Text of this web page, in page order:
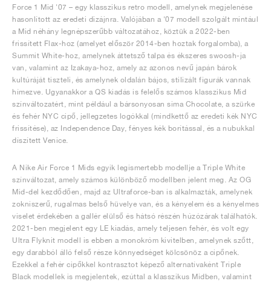
Force 1 Mid '07 – egy klasszikus retro modell, amelynek megjelenése
hasonlított az eredeti dizájnra. Valójában a '07 modell szolgált mintául
a Mid néhány legnépszerűbb változatához, köztük a 2022-ben
frissített Flax-hoz (amelyet először 2014-ben hoztak forgalomba), a
Summit White-hoz, amelynek áttetsző talpa és ékszeres swoosh-ja
van, valamint az Izakaya-hoz, amely az azonos nevű japán bárok
kultúráját tiszteli, és amelynek oldalán bájos, stilizált figurák vannak
hímezve. Ugyanakkor a QS kiadás is felelős számos klasszikus Mid
színváltozatért, mint például a bársonyosan sima Chocolate, a szürke
és fehér NYC cipő, jellegzetes logókkal (mindkettő az eredeti kék NYC
frissítése), az Independence Day, fényes kék borítással, és a nubukkal
díszített Venice.
A Nike Air Force 1 Mids egyik legismertebb modellje a Triple White
színváltozat, amely számos különböző modellben jelent meg. Az OG
Mid-del kezdődően, majd az Ultraforce-ban is alkalmazták, amelynek
zokniszerű, rugalmas belső hüvelye van, és a kényelem és a kényelmes
viselet érdekében a gallér elülső és hátsó részén húzózárak találhatók.
2021-ben megjelent egy LE kiadás, amely teljesen fehér, és volt egy
Ultra Flyknit modell is ebben a monokróm kivitelben, amelynek szőtt,
egy darabból álló felső része könnyedséget kölcsönöz a cipőnek.
Ezekkel a fehér cipőkkel kontrasztot képező alternatívaként Triple
Black modellek is megjelentek, ezúttal a klasszikus Midben, valamint